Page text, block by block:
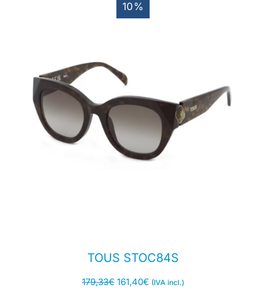
10%
TOUS STOC84S
179,33€ 161,40€ (IVA incl.)